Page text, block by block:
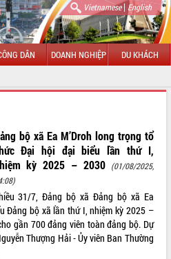
Vietnamese| English
DÂN DOANH NGHIỆP DU KHÁCH
bộ xã Ea M’Droh long trọng tổ
Đại hội đại biểu lần thứ I,
kỳ 2025 – 2030 (01/08/2025,
31/7, Đảng bộ xã Đảng bộ xã Ea
Đảng bộ xã lần thứ I, nhiệm kỳ 2025 –
gần 700 đảng viên toàn đảng bộ. Dự
Thượng Hải - Ủy viên Ban Thường